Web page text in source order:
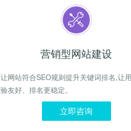
营销型网站建设
让网站符合SEO规则提升关键词排名,让
验友好、排名更稳定。
立即咨询